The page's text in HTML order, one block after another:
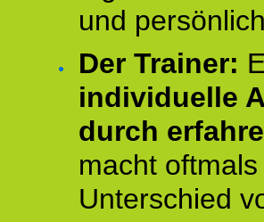
und
Der Trainer:
individuelle
durch
macht oftmals
Unterschied